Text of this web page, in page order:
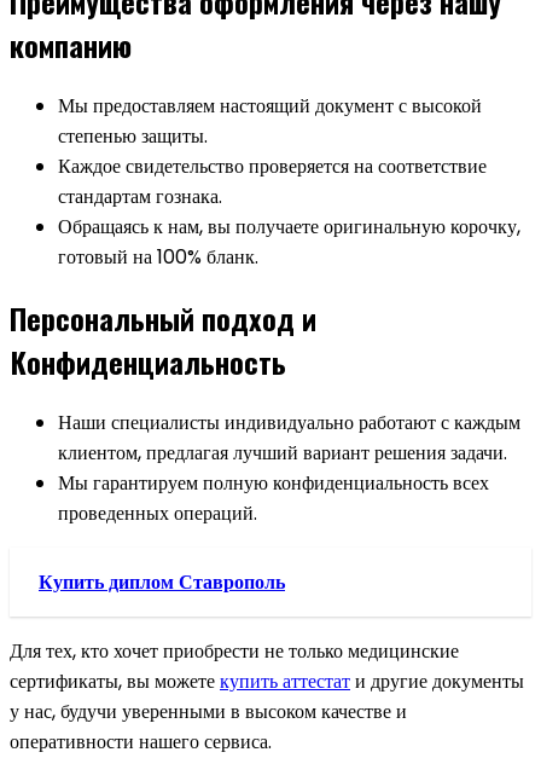
компанию
Мы предоставляем настоящий документ с высокой
степенью защиты.
Каждое свидетельство проверяется на соответствие
стандартам гознака.
Обращаясь к нам, вы получаете оригинальную корочку,
готовый на 100% бланк.
Персональный подход и
Конфиденциальность
Наши специалисты индивидуально работают с каждым
клиентом, предлагая лучший вариант решения задачи.
Мы гарантируем полную конфиденциальность всех
проведенных операций.
Купить диплом Ставрополь
Для тех, кто хочет приобрести не только медицинские
сертификаты, вы можетекупить аттестати другие документы
у нас, будучи уверенными в высоком качестве и
оперативности нашего сервиса.